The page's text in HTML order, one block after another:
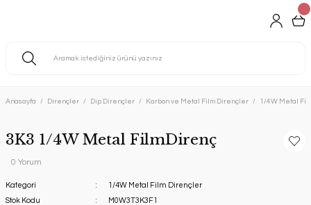
Anasayfa Dirençler Dip Dirençler Karbon ve Metal Film Dirençler 1/4W Metal
3K3 1/4W Metal FilmDirenç
0 Yorum
Kategori
1/4W Metal Film Dirençler
Stok Kodu
M0W3T3K3F1